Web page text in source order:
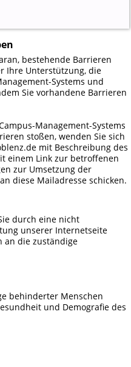
bestehende Barrieren
Ihre Unterstützung, die
Systems und
Sie vorhandene Barrieren
Management-Systems
stoßen, wenden Sie sich
mit Beschreibung des
einem Link zur betroffenen
zur Umsetzung der
diese Mailadresse schicken.
durch eine nicht
unserer Internetseite
an die zuständige
behinderter Menschen
und Demografie des